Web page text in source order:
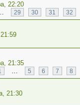
22:20
29 30 31 32
21:35
… 5 6 7 8
21:30